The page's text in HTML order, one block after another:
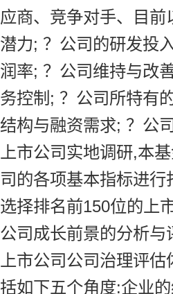
应商、竞争对手、目
潜力; ？公司的研发投
润率; ？公司维持与改
务控制; ？公司所特有
结构与融资需求; ？公
上市公司实地调研,本
司的各项基本指标进
选择排名前150位的上
公司成长前景的分析与
上市公司公司治理评
括如下五个角度:企业